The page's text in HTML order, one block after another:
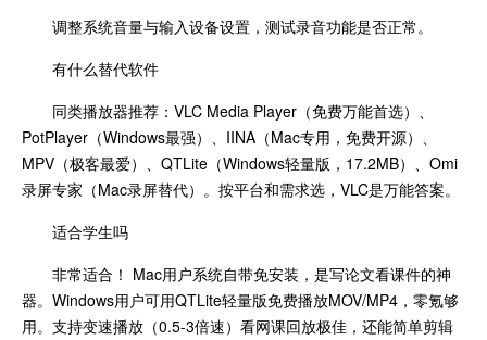
调整系统音量与输入设备设置，测试录音功能是否正常。
有什么替代软件
同类播放器推荐：VLC Media Player（免费万能首选）、
PotPlayer（Windows最强）、IINA（Mac专用，免费开源）、
MPV（极客最爱）、QTLite（Windows轻量版，17.2MB）、Omi
录屏专家（Mac录屏替代）。按平台和需求选，VLC是万能答案。
适合学生吗
非常适合！ Mac用户系统自带免安装，是写论文看课件的神
器。Windows用户可用QTLite轻量版免费播放MOV/MP4，零氪够
用。支持变速播放（0.5-3倍速）看网课回放极佳，还能简单剪辑